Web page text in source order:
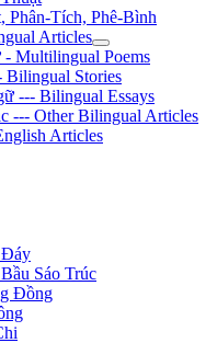
Phân-Tích, Phê-Bình
Articles
Multilingual Poems
Bilingual Stories
--- Bilingual Essays
--- Other Bilingual Articles
Articles
Sáo Trúc
Đồng